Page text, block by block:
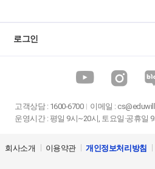
로그인
고객상담: 1600-6700 이메일 :
운영시간 : 평일 9시~20시, 토요일·공휴일
회사소개 이용약관 개인정보처리방침